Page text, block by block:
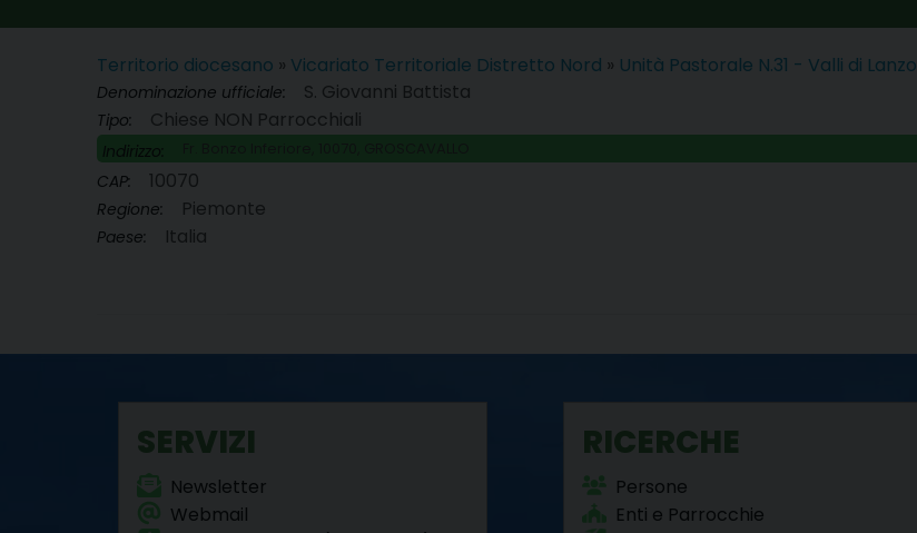
Territorio diocesano » Vicariato Territoriale Distretto Nord » Unità Pastorale N.31 - Valli di Lanzo
Denominazione ufficiale: S. Giovanni Battista
Tipo: Chiese NON Parrocchiali
Indirizzo:
CAP: 10070
Regione: Piemonte
Paese: Italia
SERVIZI
Newsletter
Webmail
RICERCHE
Persone
Enti e Parrocchie